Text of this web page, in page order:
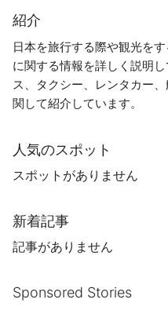
紹介
日本を旅行する際や観光を
に関する情報を詳しく説明
ス、タクシー、レンタカー
関して紹介しています。
人気のスポット
スポットがありません
新着記事
記事がありません
Sponsored Stories